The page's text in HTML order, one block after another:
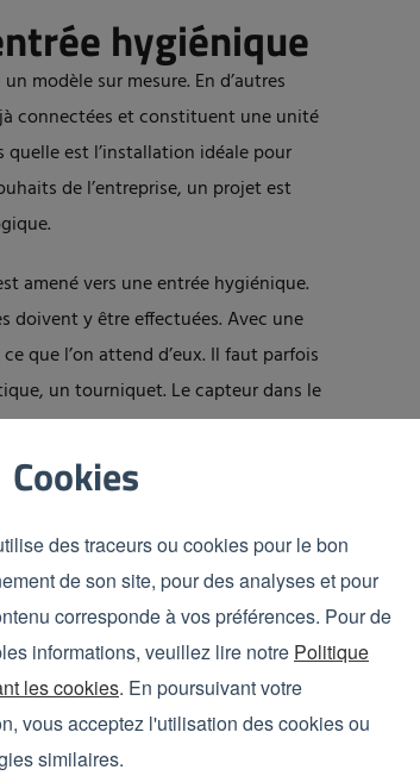
Cookies
des traceurs ou cookies pour le bon
de son site, pour des analyses et pour
corresponde à vos préférences. Pour de
informations, veuillez lire notre Politique
les cookies. En poursuivant votre
vous acceptez l'utilisation des cookies ou
similaires.
hygiénique
modèle sur mesure. En d’autres
connectées et constituent une unité
quelle est l’installation idéale pour
de l’entreprise, un projet est
amené vers une entrée hygiénique.
doivent y être effectuées. Avec une
que l’on attend d’eux. Il faut parfois
un tourniquet. Le capteur dans le
dans l’entrée hygiénique. Dans
les flux de salariés. Comment les
aller et venir en même temps ? Quels
? Elpress regarde avec vous les
l’hygiène
?